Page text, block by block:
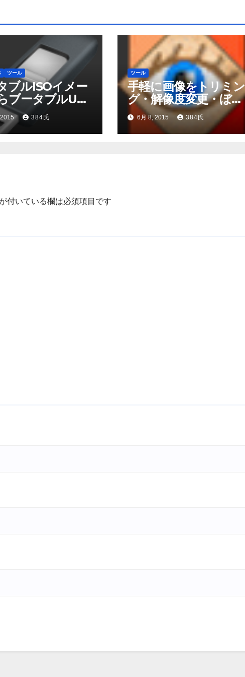
ツール
ブルISOイメー
ブータブルUSB
を作成する方法
編】
384氏
ツール
手軽に画像をトリミン
グ・解像度変更・ぼか
し処理したい
6月 8, 2015 384氏
付いている欄は必須項目です